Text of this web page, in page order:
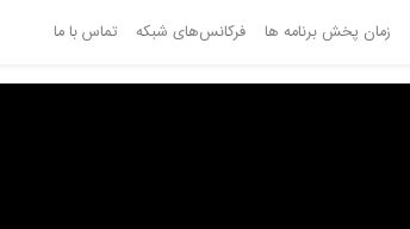
زمان پخش برنامه ها فرکانس‌های شبکه تماس با ما